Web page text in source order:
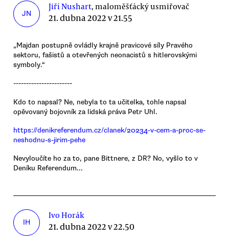
JN
Jiří Nushart, maloměšťácký usmiřovač
21. dubna 2022 v 21.55
„Majdan postupně ovládly krajně pravicové síly Pravého
sektoru, fašistů a otevřených neonacistů s hitlerovskými
symboly.“
-----------------------
Kdo to napsal? Ne, nebyla to ta učitelka, tohle napsal
opěvovaný bojovník za lidská práva Petr Uhl.
https://denikreferendum.cz/clanek/20234-v-cem-a-proc-se-
neshodnu-s-jirim-pehe
Nevyloučíte ho za to, pane Bittnere, z DR? No, vyšlo to v
Deníku Referendum...
IH
Ivo Horák
21. dubna 2022 v 22.50